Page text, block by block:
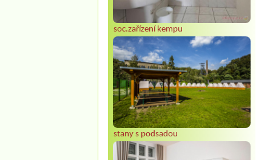
soc.zařízení kempu
stany s podsadou